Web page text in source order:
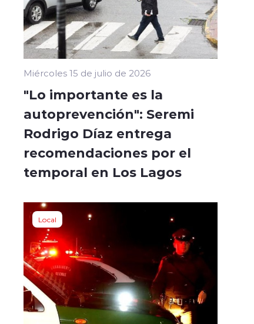
Miércoles 15 de julio de 2026
"Lo importante es la
autoprevención": Seremi
Rodrigo Díaz entrega
recomendaciones por el
temporal en Los Lagos
Local